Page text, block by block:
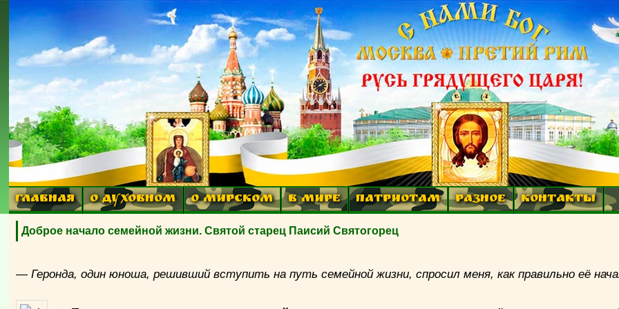
ГЛАВНАЯ О ДУХОВНОМ О МИРСКОМ В МИРЕ ПАТРИОТАМ РАЗНОЕ КОНТАКТЫ
Доброе начало семейной жизни. Святой старец Паисий Святогорец
— Геронда, один юноша, решивший вступить на путь семейной жизни, спросил меня, как правильно её